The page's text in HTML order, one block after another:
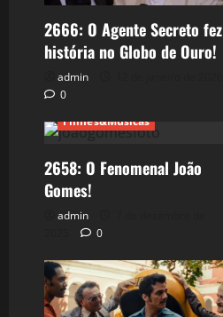
2666: O Agente Secreto fez
história no Globo de Ouro!
admin
0
Filmes&Músicas
2658: O Fenomenal João
Gomes!
admin
0